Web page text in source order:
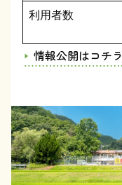
利用者数
情報公開はコチラ